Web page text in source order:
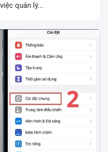
quản lý...